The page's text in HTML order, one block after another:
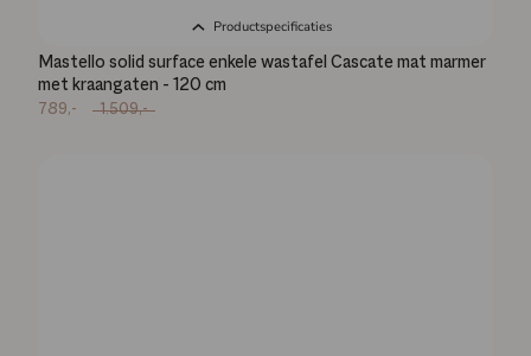
Productspecificaties
Mastello solid surface enkele wastafel Cascate mat marmer
met kraangaten - 120 cm
789,- 1.509,-